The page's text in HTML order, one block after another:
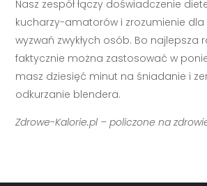
Nasz zespół łączy doświadczenie
kucharzy-amatorów i zrozumienie
wyzwań zwykłych osób. Bo najlepsza
faktycznie można zastosować w
masz dziesięć minut na śniadanie i
odkurzanie blendera.
Zdrowe-Kalorie.pl – policzone na